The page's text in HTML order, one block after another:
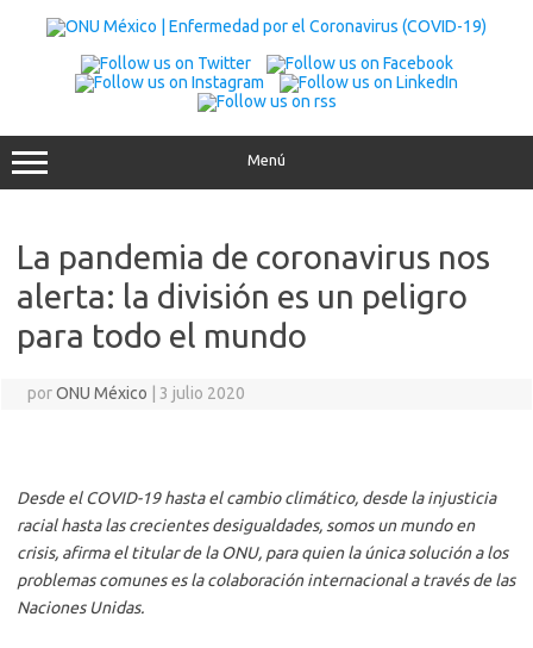
contenido
Menú
La pandemia de coronavirus nos
alerta: la división es un peligro
para todo el mundo
porONU México 3 julio 2020
Desde el COVID-19 hasta el cambio climático, desde la injusticia
racial hasta las crecientes desigualdades, somos un mundo en
crisis, afirma el titular de la ONU, para quien la única solución a los
problemas comunes es la colaboración internacional a través de las
Naciones Unidas.